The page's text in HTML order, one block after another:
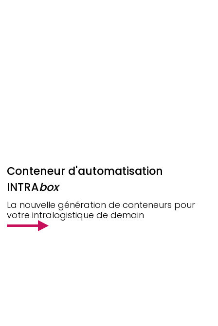
Conteneur d'automatisation
INTRAbox
La nouvelle génération de conteneurs pour
votre intralogistique de demain